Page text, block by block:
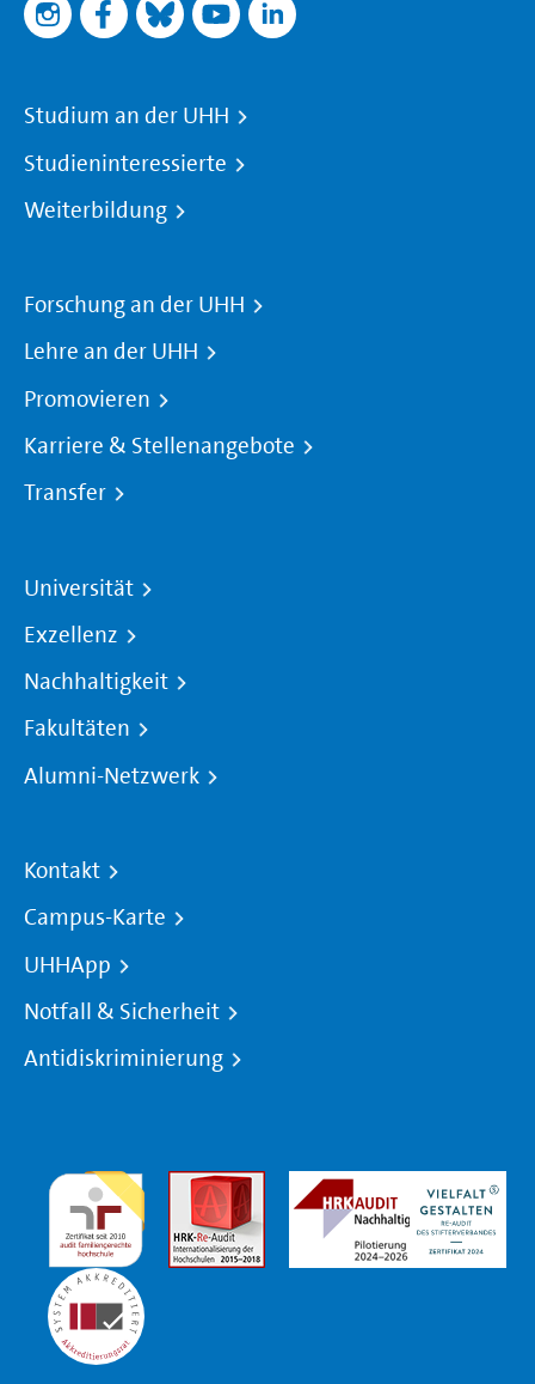
Studium an der UHH
Studieninteressierte
Weiterbildung
Forschung an der UHH
Lehre an der UHH
Promovieren
Karriere & Stellenangebote
Transfer
Universität
Exzellenz
Nachhaltigkeit
Fakultäten
Alumni-Netzwerk
Kontakt
Campus-Karte
UHHApp
Notfall & Sicherheit
Antidiskriminierung